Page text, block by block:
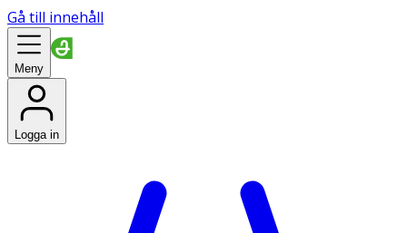
Gå till innehåll
Meny
Logga in